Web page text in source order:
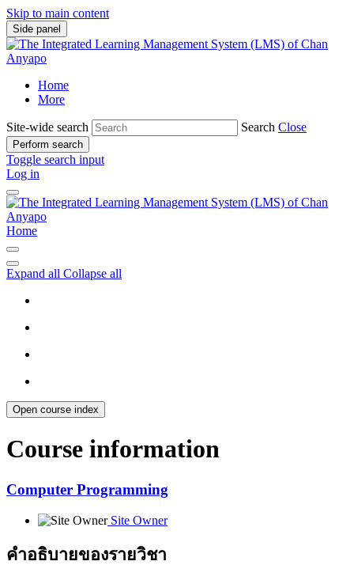
Skip to main content
Side panel
Home
More
Site-wide search Search Close
Perform search
Toggle search input
Log in
Home
Expand all Collapse all
Open course index
Course information
Computer Programming
Site Owner
คำอธิบายของรายวิชา